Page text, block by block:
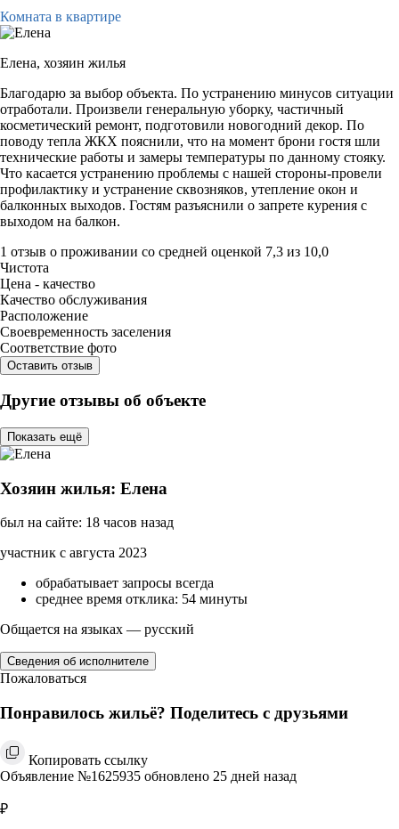
Комната в квартире
Елена, хозяин жилья
Благодарю за выбор объекта. По устранению минусов ситуации
отработали. Произвели генеральную уборку, частичный
косметический ремонт, подготовили новогодний декор. По
поводу тепла ЖКХ пояснили, что на момент брони гостя шли
технические работы и замеры температуры по данному стояку.
Что касается устранению проблемы с нашей стороны-провели
профилактику и устранение сквозняков, утепление окон и
балконных выходов. Гостям разъяснили о запрете курения с
выходом на балкон.
1 отзыв о проживании со средней оценкой 7,3 из 10,0
Чистота
Цена - качество
Качество обслуживания
Расположение
Своевременность заселения
Соответствие фото
Оставить отзыв
Другие отзывы об объекте
Показать ещё
Хозяин жилья: Елена
был на сайте: 18 часов назад
участник с августа 2023
обрабатывает запросы всегда
среднее время отклика: 54 минуты
Общается на языках — русский
Сведения об исполнителе
Пожаловаться
Понравилось жильё? Поделитесь с друзьями
Копировать ссылку
Объявление №1625935 обновлено 25 дней назад
₽